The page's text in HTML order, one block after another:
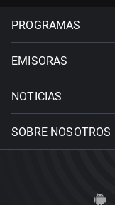
PROGRAMAS
EMISORAS
NOTICIAS
SOBRE NOSOTROS